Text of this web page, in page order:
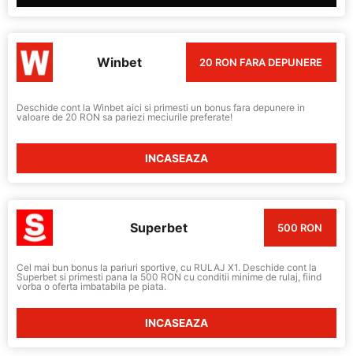
Winbet 20 RON FARA DEPUNERE
Deschide cont la Winbet aici si primesti un bonus fara depunere in
valoare de 20 RON sa pariezi meciurile preferate!
INCASEAZA
Superbet 500 RON
Cel mai bun bonus la pariuri sportive, cu RULAJ X1. Deschide cont la
Superbet si primesti pana la 500 RON cu conditii minime de rulaj, fiind
vorba o oferta imbatabila pe piata.
INCASEAZA